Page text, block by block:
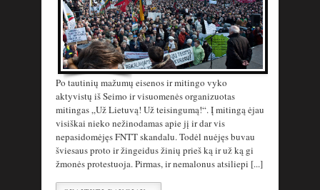
Po tautinių mažumų eisenos ir mitingo vyko
aktyvistų iš Seimo ir visuomenės organizuotas
mitingas „Už Lietuvą! Už teisingumą!“. Į mitingą ėjau
visiškai nieko nežinodamas apie jį ir dar vis
nepasidomėjęs FNTT skandalu. Todėl nuėjęs buvau
šviesaus proto ir žingeidus žinių prieš ką ir už ką gi
žmonės protestuoja. Pirmas, ir nemalonus atsiliepi [...]